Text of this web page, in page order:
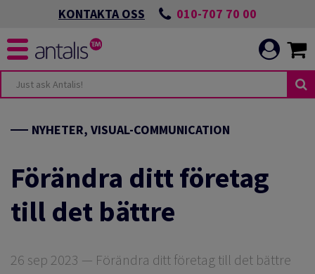
KONTAKTA OSS 010-707 70 00
NYHETER, VISUAL-COMMUNICATION
Förändra ditt företag
till det bättre
26 sep 2023 — Förändra ditt företag till det bättre